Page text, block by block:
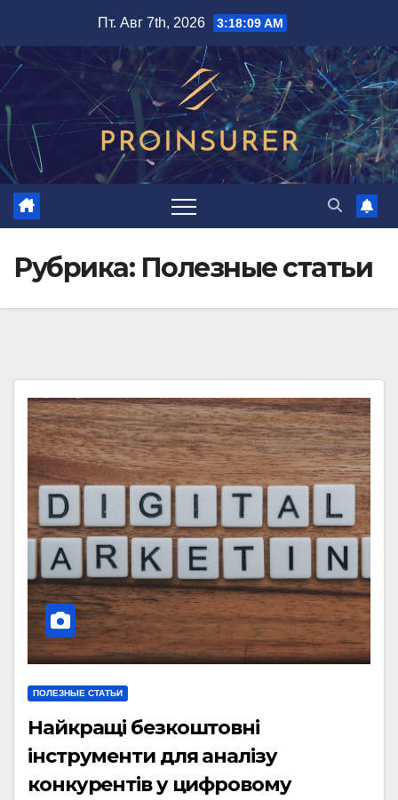
содержимому
Пт. Авг 7th, 2026 3:18:10 AM
Рубрика: Полезные статьи
ПОЛЕЗНЫЕ СТАТЬИ
Найкращі безкоштовні
інструменти для аналізу
конкурентів у цифровому